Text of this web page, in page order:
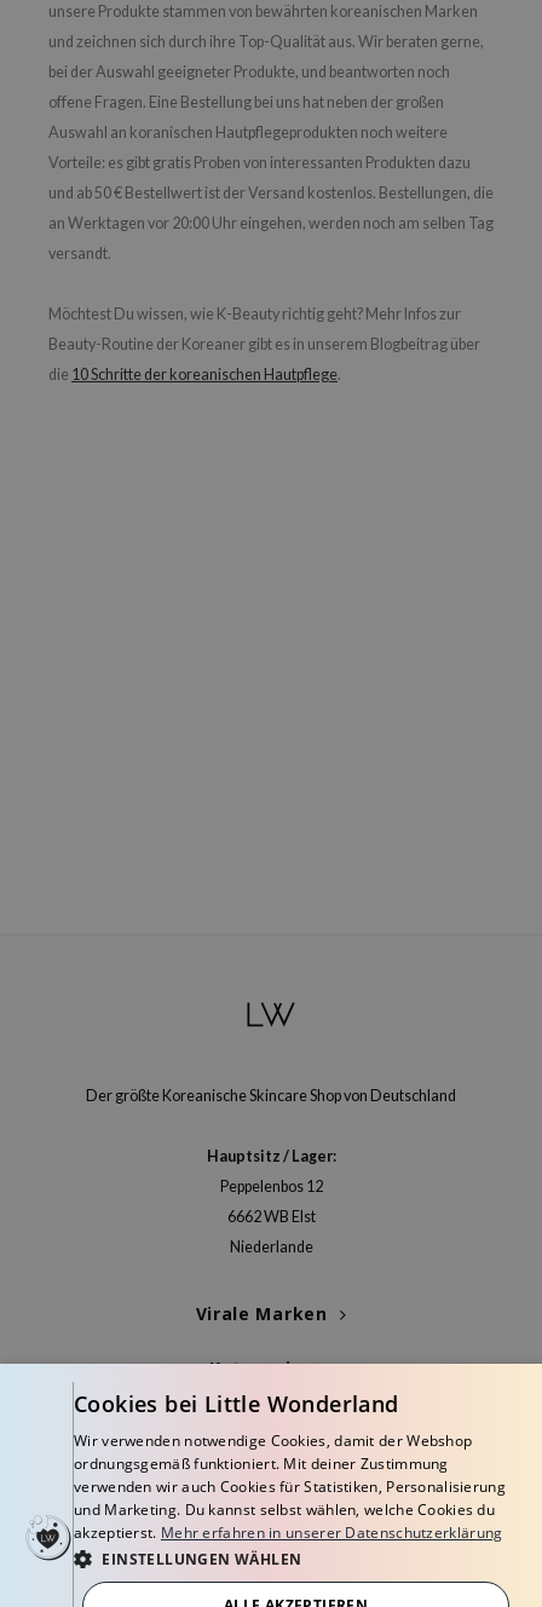
unsere Produkte stammen von bewährten koreanischen Marken
und zeichnen sich durch ihre Top-Qualität aus. Wir beraten gerne,
bei der Auswahl geeigneter Produkte, und beantworten noch
offene Fragen. Eine Bestellung bei uns hat neben der großen
Auswahl an koranischen Hautpflegeprodukten noch weitere
Vorteile: es gibt gratis Proben von interessanten Produkten dazu
und ab 50 € Bestellwert ist der Versand kostenlos. Bestellungen, die
an Werktagen vor 20:00 Uhr eingehen, werden noch am selben Tag
versandt.
Möchtest Du wissen, wie K-Beauty richtig geht? Mehr Infos zur
Beauty-Routine der Koreaner gibt es in unserem Blogbeitrag über
die 10 Schritte der koreanischen Hautpflege.
Der größte Koreanische Skincare Shop von Deutschland
Hauptsitz / Lager:
Peppelenbos 12
6662 WB Elst
Niederlande
Virale Marken
Kategorien
Info
Cookies bei Little Wonderland
Wir verwenden notwendige Cookies, damit der Webshop
ordnungsgemäß funktioniert. Mit deiner Zustimmung
verwenden wir auch Cookies für Statistiken, Personalisierung
und Marketing. Du kannst selbst wählen, welche Cookies du
akzeptierst. Mehr erfahren in unserer Datenschutzerklärung
EINSTELLUNGEN WÄHLEN